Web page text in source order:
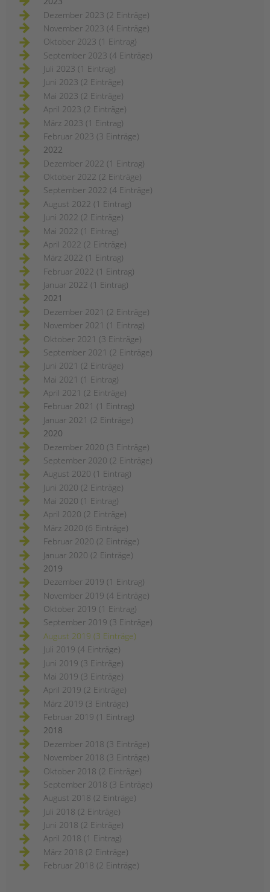
Dezember 2023 (2 Einträge)
November 2023 (4 Einträge)
Oktober 2023 (1 Eintrag)
September 2023 (4 Einträge)
Juli 2023 (1 Eintrag)
Juni 2023 (2 Einträge)
Mai 2023 (2 Einträge)
April 2023 (2 Einträge)
März 2023 (1 Eintrag)
Februar 2023 (3 Einträge)
2022
Dezember 2022 (1 Eintrag)
Oktober 2022 (2 Einträge)
September 2022 (4 Einträge)
August 2022 (1 Eintrag)
Juni 2022 (2 Einträge)
Mai 2022 (1 Eintrag)
April 2022 (2 Einträge)
März 2022 (1 Eintrag)
Februar 2022 (1 Eintrag)
Januar 2022 (1 Eintrag)
2021
Dezember 2021 (2 Einträge)
November 2021 (1 Eintrag)
Oktober 2021 (3 Einträge)
September 2021 (2 Einträge)
Juni 2021 (2 Einträge)
Mai 2021 (1 Eintrag)
April 2021 (2 Einträge)
Februar 2021 (1 Eintrag)
Januar 2021 (2 Einträge)
2020
Dezember 2020 (3 Einträge)
September 2020 (2 Einträge)
August 2020 (1 Eintrag)
Juni 2020 (2 Einträge)
Mai 2020 (1 Eintrag)
April 2020 (2 Einträge)
März 2020 (6 Einträge)
Februar 2020 (2 Einträge)
Januar 2020 (2 Einträge)
2019
Dezember 2019 (1 Eintrag)
November 2019 (4 Einträge)
Oktober 2019 (1 Eintrag)
September 2019 (3 Einträge)
August 2019 (3 Einträge)
Juli 2019 (4 Einträge)
Juni 2019 (3 Einträge)
Mai 2019 (3 Einträge)
April 2019 (2 Einträge)
März 2019 (3 Einträge)
Februar 2019 (1 Eintrag)
2018
Dezember 2018 (3 Einträge)
November 2018 (3 Einträge)
Oktober 2018 (2 Einträge)
September 2018 (3 Einträge)
August 2018 (2 Einträge)
Juli 2018 (2 Einträge)
Juni 2018 (2 Einträge)
April 2018 (1 Eintrag)
März 2018 (2 Einträge)
Februar 2018 (2 Einträge)